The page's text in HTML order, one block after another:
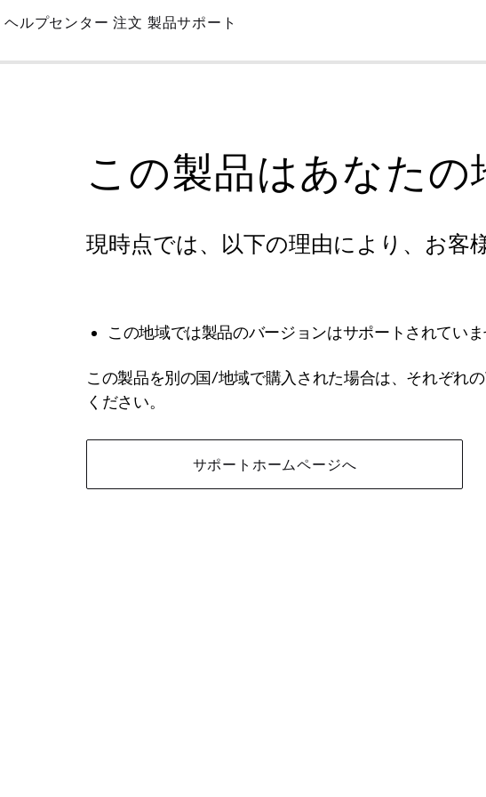
Skip
Main
ヘルプセンター 注文 製品サポート
この製品はあなた
現時点では、以下の理由により、お客
この地域では製品のバージョンはサポートされていま
この製品を別の国/地域で購入された場合は、それぞれ
ください。
サポートホームページへ